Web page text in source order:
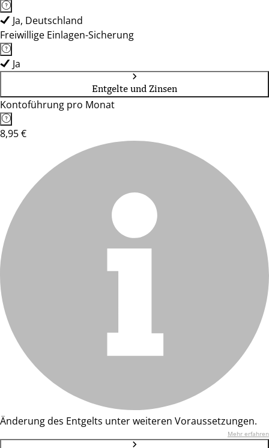
Ja, Deutschland
Freiwillige Einlagen-Sicherung
Ja
Entgelte und Zinsen
Kontoführung pro Monat
8,95 €
Änderung des Entgelts unter weiteren Voraussetzungen.
Mehr erfahren